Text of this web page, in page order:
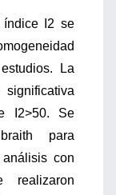
I2 se
La
significativa
I2>50. Se
para
con
realizaron